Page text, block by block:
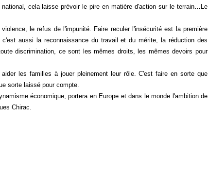
cela laisse prévoir le pire en matière d'action sur le terrain…Le
le refus de l'impunité. Faire reculer l'insécurité est la première
aussi la reconnaissance du travail et du mérite, la réduction des
discrimination, ce sont les mêmes droits, les mêmes devoirs pour
les familles à jouer pleinement leur rôle. C'est faire en sorte que
sorte laissé pour compte.
économique, portera en Europe et dans le monde l'ambition de
Chirac.